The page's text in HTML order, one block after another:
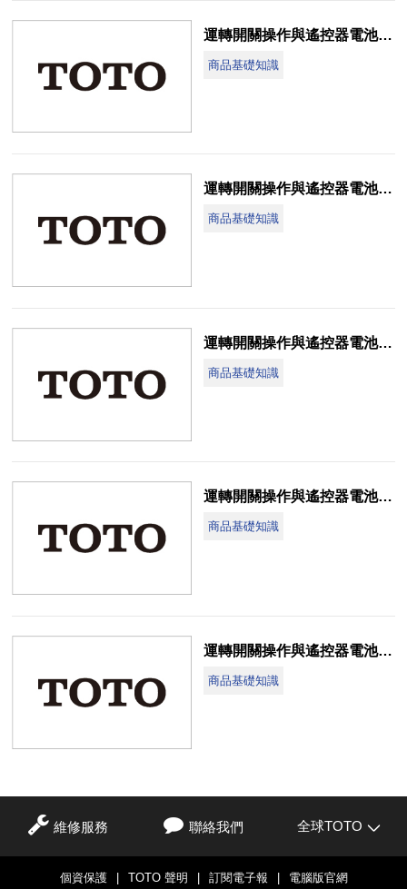
運轉開關操作與遙控器電池更換說明(CES992R-XH1)
商品基礎知識
運轉開關操作與遙控器電池更換說明(CES989T-NJ)
商品基礎知識
運轉開關操作與遙控器電池更換說明(CES900VG、CES901K VG)
商品基礎知識
運轉開關操作與遙控器電池更換說明(TCF812T)
商品基礎知識
運轉開關操作與遙控器電池更換說明(TCF712T)
商品基礎知識
維修服務 聯絡我們 全球TOTO
個資保護 TOTO 聲明 訂閱電子報 電腦版官網